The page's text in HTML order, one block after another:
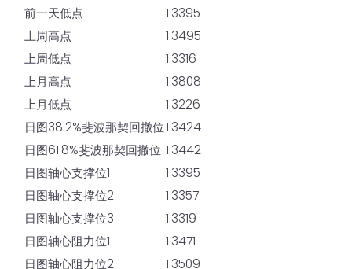
前一天低点
1.3395
上周高点
1.3495
上周低点
1.3316
上月高点
1.3808
上月低点
1.3226
日图38.2%斐波那契回撤位1.3424
日图61.8%斐波那契回撤位 1.3442
日图轴心支撑位1
1.3395
日图轴心支撑位2
1.3357
日图轴心支撑位3
1.3319
日图轴心阻力位1
1.3471
日图轴心阻力位2
1.3509